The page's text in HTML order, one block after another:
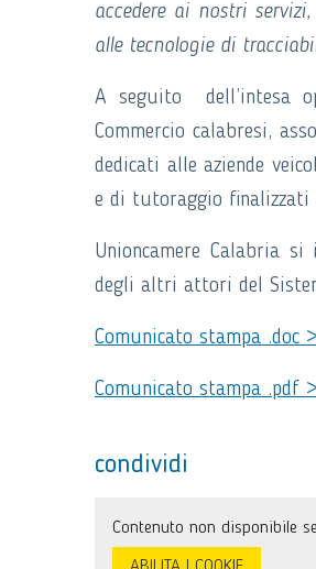
accedere ai nostri
alle tecnologie di
A seguito dell’intesa
Commercio calabresi,
dedicati alle aziende
e di tutoraggio finalizzati
Unioncamere Calabria
degli altri attori del
Comunicato stampa .doc
Comunicato stampa .pdf
condividi
Contenuto non disponibile